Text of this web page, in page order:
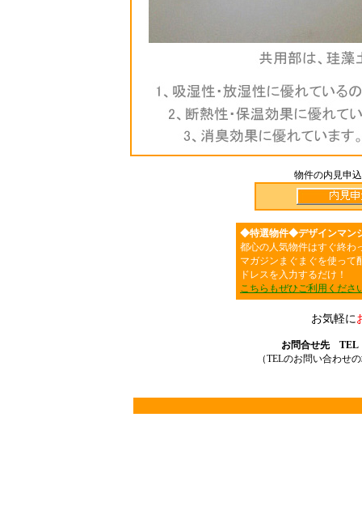
物件の内見申
◆特選物件◆デザインマン
都心の人気物件はすぐ終わ
マガジンまぐまぐを使って
ドレスを入力するだけ！
こちらもぜひご利用くださ
お気軽に
お問合せ先 TEL
（TELのお問い合わせ